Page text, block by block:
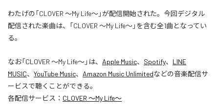
わたげの「CLOVER ～My Life～」が配信開始された。今回デジタル
配信された楽曲は、「CLOVER ～My Life～」を含む全1曲となってい
る。
なお「CLOVER ～My Life～」は、 Apple Music、 Spotify、 LINE
MUSIC、 YouTube Music、 Amazon Music Unlimitedなどの音楽配信サ
ービスで聴くことができる。
各配信サービス： CLOVER ～My Life～